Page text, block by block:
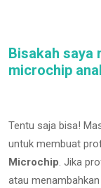
Bisakah saya
microchip
Tentu saja bisa!
untuk membuat
Microchip. Jika
atau